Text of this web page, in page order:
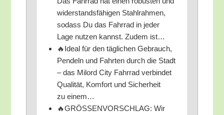
wider­stands­fä­hi­gen Stahl­rah­men,
sodass Du das Fahr­rad in jeder
Lage nut­zen kannst. Zudem ist…
🔥Ide­al für den täg­li­chen Gebrauch,
Pen­deln und Fahr­ten durch die Stadt
– das Mil­ord City Fahr­rad ver­bin­det
Qua­li­tät, Kom­fort und Sicher­heit
zu einem…
🔥GRÖSSENVORSCHLAG: Wir